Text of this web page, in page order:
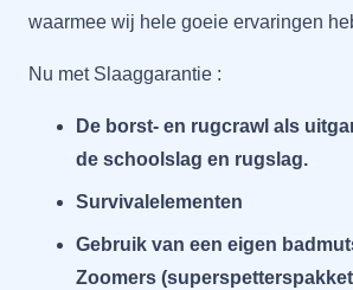
waarmee wij hele goeie ervaringen
Nu met Slaaggarantie :
De borst- en rugcrawl als
de schoolslag en rugslag.
Survivalelementen
Gebruik van een eigen
Zoomers